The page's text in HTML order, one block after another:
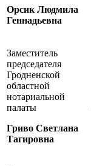
Орсик Людмила
Геннадьевна
Заместитель
председателя
Гродненской
областной
нотариальной
палаты
Гриво Светлана
Тагировна